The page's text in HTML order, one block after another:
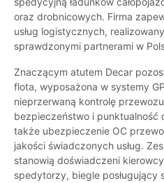
oraz drobnicowych. Firma
usług logistycznych,
sprawdzonymi partnerami w
Znaczącym atutem Decar
flota, wyposażona w systemy
nieprzerwaną kontrolę
bezpieczeństwo i punktualność
także ubezpieczenie OC
jakości świadczonych usług.
stanowią doświadczeni
spedytorzy, biegle posługujący